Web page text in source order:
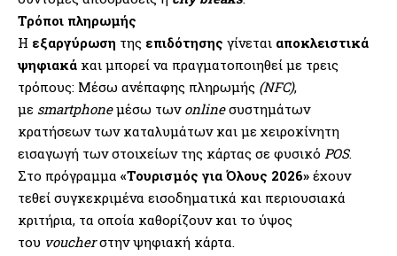
Τρόποι πληρωμής
Η εξαργύρωση της επιδότησης γίνεται αποκλειστικά
ψηφιακά και μπορεί να πραγματοποιηθεί με τρεις
τρόπους: Μέσω ανέπαφης πληρωμής (NFC),
με smartphoneμέσω των onlineσυστημάτων
κρατήσεων των καταλυμάτων και με χειροκίνητη
εισαγωγή των στοιχείων της κάρτας σε φυσικό POS.
Στο πρόγραμμα «Τουρισμός για Όλους 2026» έχουν
τεθεί συγκεκριμένα εισοδηματικά και περιουσιακά
κριτήρια, τα οποία καθορίζουν και το ύψος
του voucherστην ψηφιακή κάρτα.